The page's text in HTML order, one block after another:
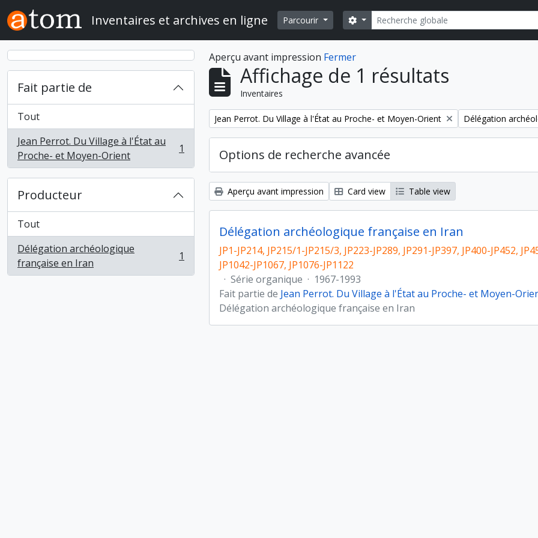
Skip to main content
Inventaires et archives en ligne Parcourir Rechercher
Search options
Fait partie de
Tout
Jean Perrot. Du Village à l'État au
Proche- et Moyen-Orient
, 1 résultats 1
Producteur
Tout
Délégation archéologique
française en Iran
, 1 résultats 1
Aperçu avant impression Fermer
Affichage de 1 résultats
Inventaires
Remove filter:
Jean Perrot. Du Village à l'État au Proche- et Moyen-Orient Remove filter:
Délégation
Options de recherche avancée
Aperçu avant impression Card view Table view
Délégation archéologique française en Iran
JP1-JP214, JP215/1-JP215/3, JP223-JP289, JP291-JP397, JP400-JP452,
JP1042-JP1067, JP1076-JP1122
· Série organique · 1967-1993
Fait partie de Jean Perrot. Du Village à l'État au Proche- et Moyen-
Délégation archéologique française en Iran